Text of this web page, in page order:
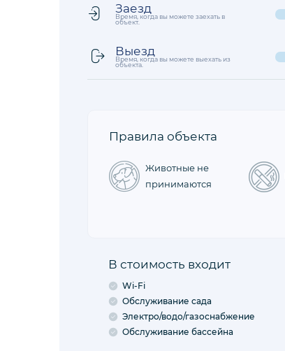
Заезд
Время, когда вы можете заехать в
объект.
Выезд
Время, когда вы можете выехать из
объекта.
Правила объекта
Животные не
принимаются
В стоимость входит
Wi-Fi
Обслуживание сада
Электро/водо/газоснабжение
Обслуживание бассейна